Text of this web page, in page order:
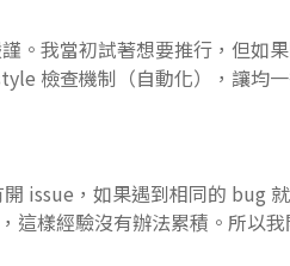
。我當初試著想要推行，但如
檢查機制（自動化），讓均
issue，如果遇到相同的 bug
這樣經驗沒有辦法累積。所以